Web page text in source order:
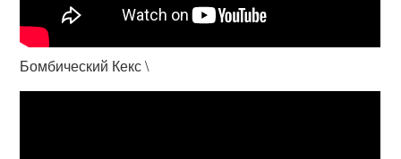
Бомбический Кекс \